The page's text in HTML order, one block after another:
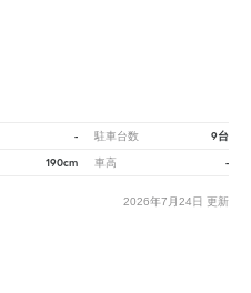
- 駐車台数 9台
190cm 車高 -
2026年7月24日 更新